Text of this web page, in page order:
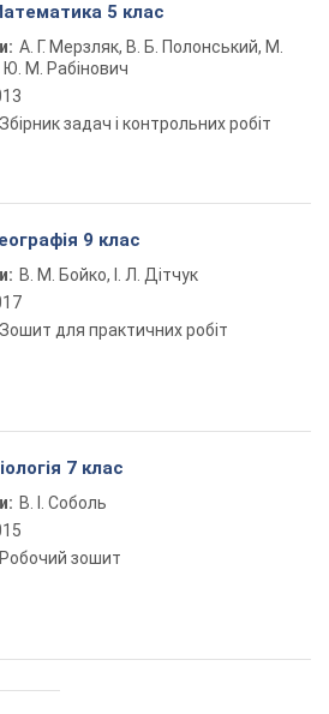
5 клас
А. Г. Мерзляк, В. Б. Полонський, М.
Ю. М. Рабінович
Збірник задач і контрольних робіт
9 клас
В. М. Бойко, І. Л. Дітчук
Зошит для практичних робіт
7 клас
В. І. Соболь
Робочий зошит